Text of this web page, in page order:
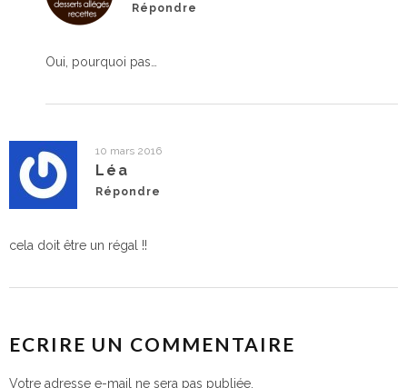
Répondre
Oui, pourquoi pas…
10 mars 2016
Léa
Répondre
cela doit être un régal !!
ECRIRE UN COMMENTAIRE
Votre adresse e-mail ne sera pas publiée.